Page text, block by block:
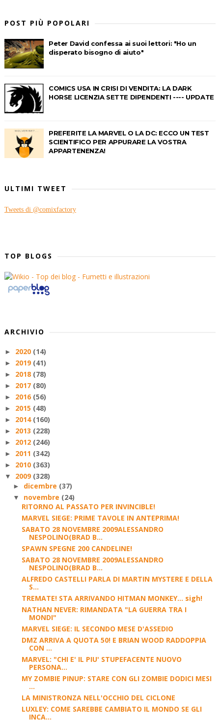
POST PIÙ POPOLARI
Peter David confessa ai suoi lettori: "Ho un
disperato bisogno di aiuto"
COMICS USA IN CRISI DI VENDITA: LA DARK
HORSE LICENZIA SETTE DIPENDENTI ---- UPDATE
PREFERITE LA MARVEL O LA DC: ECCO UN TEST
SCIENTIFICO PER APPURARE LA VOSTRA
APPARTENENZA!
ULTIMI TWEET
Tweets di @comixfactory
TOP BLOGS
ARCHIVIO
► 2020 (14)
► 2019 (41)
► 2018 (78)
► 2017 (80)
► 2016 (56)
► 2015 (48)
► 2014 (160)
► 2013 (228)
► 2012 (246)
► 2011 (342)
► 2010 (363)
▼ 2009 (328)
► dicembre (37)
▼ novembre (24)
RITORNO AL PASSATO PER INVINCIBLE!
MARVEL SIEGE: PRIME TAVOLE IN ANTEPRIMA!
SABATO 28 NOVEMBRE 2009ALESSANDRO
NESPOLINO(BRAD B...
SPAWN SPEGNE 200 CANDELINE!
SABATO 28 NOVEMBRE 2009ALESSANDRO
NESPOLINO(BRAD B...
ALFREDO CASTELLI PARLA DI MARTIN MYSTERE E DELLA
S...
TREMATE! STA ARRIVANDO HITMAN MONKEY... sigh!
NATHAN NEVER: RIMANDATA "LA GUERRA TRA I
MONDI"
MARVEL SIEGE: IL SECONDO MESE D'ASSEDIO
DMZ ARRIVA A QUOTA 50! E BRIAN WOOD RADDOPPIA
CON ...
MARVEL: "CHI E' IL PIU' STUPEFACENTE NUOVO
PERSONA...
MY ZOMBIE PINUP: STARE CON GLI ZOMBIE DODICI MESI
...
LA MINISTRONZA NELL'OCCHIO DEL CICLONE
LUXLEY: COME SAREBBE CAMBIATO IL MONDO SE GLI
INCA...